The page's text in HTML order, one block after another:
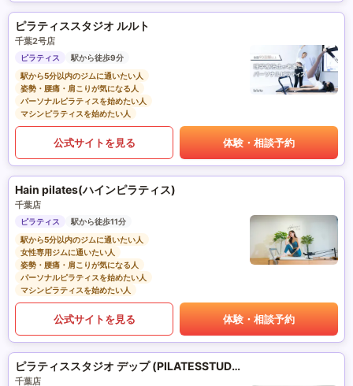
ピラティススタジオ ルルト
千葉2号店
ピラティス
駅から徒歩9分
駅から5分以内のジムに通いたい人
姿勢・腰痛・肩こりが気になる人
パーソナルピラティスを始めたい人
マシンピラティスを始めたい人
公式サイトを見る 体験・相談予約
Hain pilates(ハインピラティス)
千葉店
ピラティス
駅から徒歩11分
駅から5分以内のジムに通いたい人
女性専用ジムに通いたい人
姿勢・腰痛・肩こりが気になる人
パーソナルピラティスを始めたい人
マシンピラティスを始めたい人
公式サイトを見る 体験・相談予約
ピラティススタジオ デップ (PILATESSTUDIO DEP)
千葉店